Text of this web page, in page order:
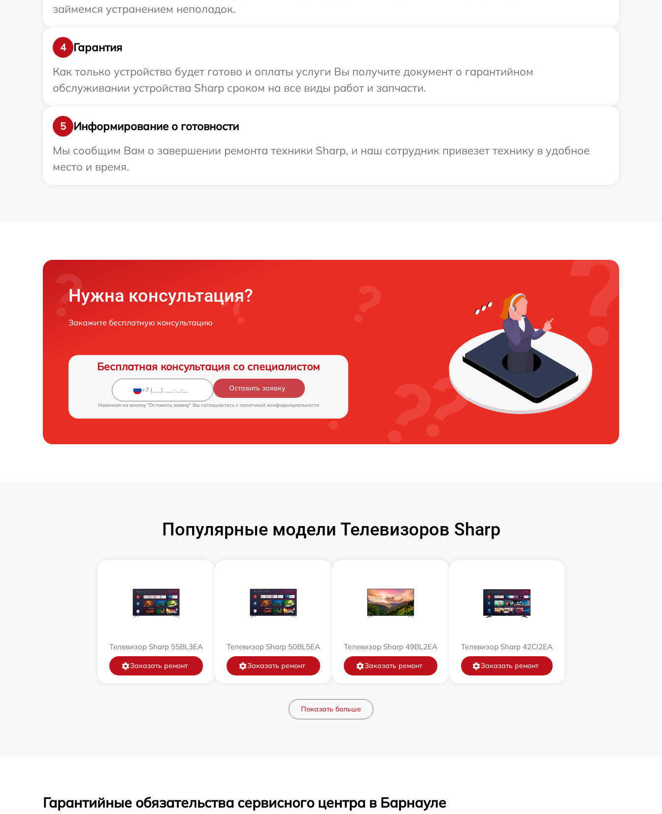
займемся устранением неполадок.
4
Гарантия
Как только устройство будет готово и оплаты услуги Вы получите документ о гарантийном
обслуживании устройства Sharp сроком на все виды работ и запчасти.
5
Информирование о готовности
Мы сообщим Вам о завершении ремонта техники Sharp, и наш сотрудник привезет технику в удобное
место и время.
Нужна консультация?
Закажите бесплатную консультацию
Бесплатная консультация со специалистом
Оставить заявку
Нажимая на кнопку "Оставить заявку" Вы соглашаетесь c политикой конфиденциальности
Популярные модели Телевизоров Sharp
Телевизор Sharp 55BL3EA
Заказать ремонт
Телевизор Sharp 50BL5EA
Заказать ремонт
Телевизор Sharp 49BL2EA
Заказать ремонт
Телевизор Sharp 42CI2EA
Заказать ремонт
Показать больше
Гарантийные обязательства сервисного центра в Барнауле